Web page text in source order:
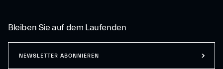
Bleiben Sie auf dem Laufenden
NEWSLETTER ABONNIEREN